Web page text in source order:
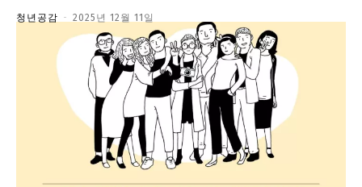
산업·금융
문화
문화일반
전통문화
대중문화
교육
교육일반
청년공감 - 2025년 12월 11일